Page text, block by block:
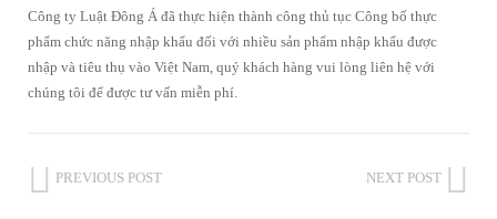
Công ty Luật Đông Á đã thực hiện thành công thủ tục Công bố thực
phẩm chức năng nhập khẩu đối với nhiều sản phẩm nhập khẩu được
nhập và tiêu thụ vào Việt Nam, quý khách hàng vui lòng liên hệ với
chúng tôi để được tư vấn miễn phí.
PREVIOUS POST NEXT POST